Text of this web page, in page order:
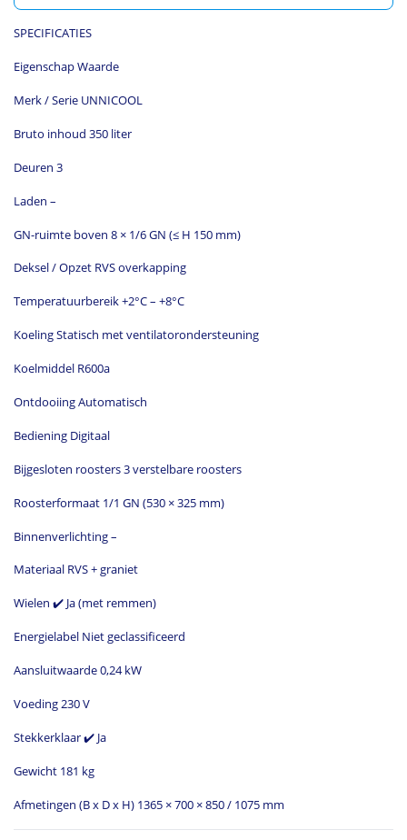
SPECIFICATIES
Eigenschap Waarde
Merk / Serie UNNICOOL
Bruto inhoud 350 liter
Deuren 3
Laden –
GN-ruimte boven 8 × 1/6 GN (≤ H 150 mm)
Deksel / Opzet RVS overkapping
Temperatuurbereik +2°C – +8°C
Koeling Statisch met ventilatorondersteuning
Koelmiddel R600a
Ontdooiing Automatisch
Bediening Digitaal
Bijgesloten roosters 3 verstelbare roosters
Roosterformaat 1/1 GN (530 × 325 mm)
Binnenverlichting –
Materiaal RVS + graniet
Wielen ✔️ Ja (met remmen)
Energielabel Niet geclassificeerd
Aansluitwaarde 0,24 kW
Voeding 230 V
Stekkerklaar ✔️ Ja
Gewicht 181 kg
Afmetingen (B x D x H) 1365 × 700 × 850 / 1075 mm